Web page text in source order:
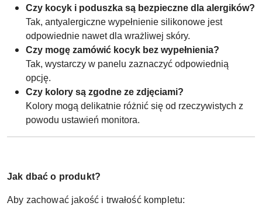
Czy kocyk i poduszka są bezpieczne dla alergików?
Tak, antyalergiczne wypełnienie silikonowe jest
odpowiednie nawet dla wrażliwej skóry.
Czy mogę zamówić kocyk bez wypełnienia?
Tak, wystarczy w panelu zaznaczyć odpowiednią
opcję.
Czy kolory są zgodne ze zdjęciami?
Kolory mogą delikatnie różnić się od rzeczywistych z
powodu ustawień monitora.
Jak dbać o produkt?
Aby zachować jakość i trwałość kompletu: